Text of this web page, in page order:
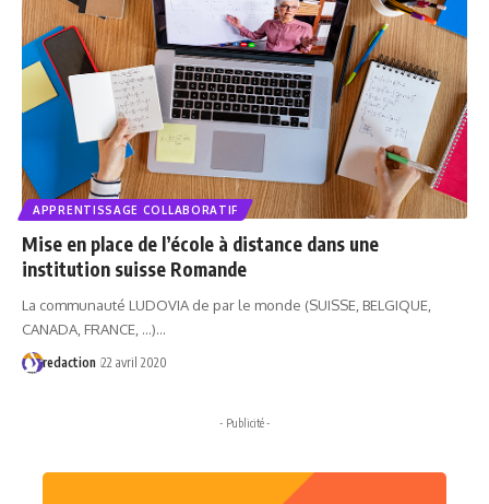
APPRENTISSAGE COLLABORATIF
Mise en place de l’école à distance dans une
institution suisse Romande
La communauté LUDOVIA de par le monde (SUISSE, BELGIQUE,
CANADA, FRANCE, ...)…
redaction 22 avril 2020
- Publicité -